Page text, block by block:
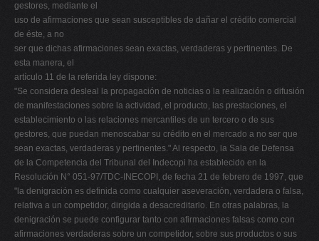
gestores, mediante el
uso de afirmaciones que sean susceptibles de dañar el crédito comercial
de éste, a no
ser que dichas afirmaciones sean exactas, verdaderas y pertinentes. De
esta manera, el
artículo 11 de la referida ley dispone:
"Se considera desleal la propagación de noticias o la realización o difusión
de manifestaciones sobre la actividad, el producto, las prestaciones, el
establecimiento o las relaciones mercantiles de un tercero o de sus
gestores, que puedan menoscabar su crédito en el mercado a no ser que
sean exactas, verdaderas y pertinentes." Al respecto, la Sala de Defensa
de la Competencia del Tribunal del Indecopi ha establecido en la
Resolución N° 051-97/TDC-INECOPI, de fecha 21 de febrero de 1997, que
"la denigración es definida como cualquier aseveración, verdadera o falsa,
relativa a un competidor, dirigida a desacreditarlo. En otras palabras, la
denigración se puede configurar tanto con afirmaciones falsas como con
afirmaciones verdaderas sobre un competidor, sobre sus productos o sus